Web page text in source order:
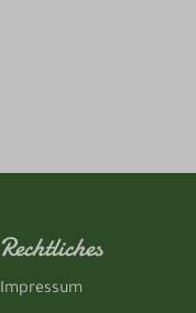
Rechtliches
Impressum